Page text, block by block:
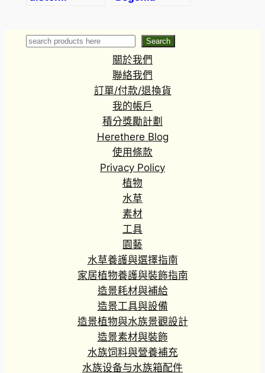
upgraded
version)
Search Search
關於我們
聯絡我們
訂單/付款/退換貨
我的帳戶
積分獎勵計劃
Herethere Blog
使用條款
Privacy Policy
植物
水草
素材
工具
園藝
水草養護與選擇指南
家居植物養護與裝飾指南
造景耗材與補給
造景工具與設備
造景植物與水族景觀設計
造景素材與裝飾
水族饲料與營養補充
水族设备与水族箱配件